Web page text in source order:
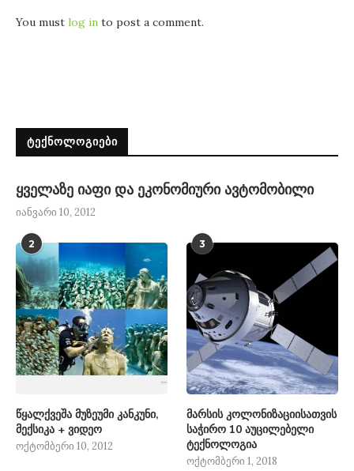
You must log in to post a comment.
ᲢᲔᲥᲜᲝᲚᲝᲒᲘᲔᲑᲘ
ყველაზე იაფი და ეკონომიური ავტომობილი
იანვარი 10, 2012
2
წყალქვეშა მუზეუმი კანკუნი,
მექსიკა + ვიდეო
ოქტომბერი 10, 2012
3
მარსის კოლონიზაციისათვის
საჭირო 10 აუცილებელი
ტექნოლოგია
ოქტომბერი 1, 2018